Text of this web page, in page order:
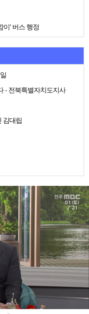
이' 버스 행정
- 전북특별자치도지사
김대립